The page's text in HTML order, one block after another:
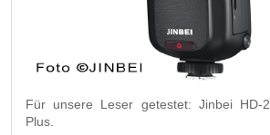
Für unsere Leser getestet: Jinbei HD-2
Plus.